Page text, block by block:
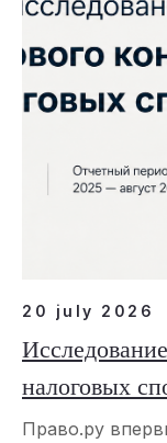
20 july 2026
налоговых
Право.ру